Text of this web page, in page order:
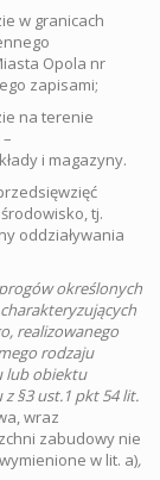
w granicach
Opola nr
zapisami;
na terenie
i magazyny.
tj.
oddziaływania
określonych
realizowanego
rodzaju
lub obiektu
§3 ust.1 pkt 54 lit.
wraz
zabudowy nie
w lit. a),